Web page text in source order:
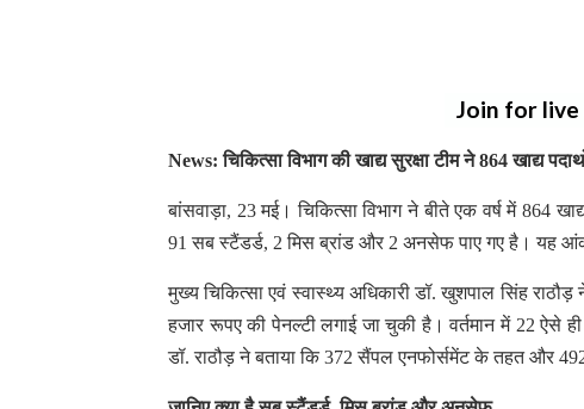
Join for live
News: चिकित्सा विभाग की खाद्य सुरक्षा टीम ने 864 खाद्य
बांसवाड़ा, 23 मई। चिकित्सा विभाग ने बीते एक वर्ष में
91 सब स्टैंडर्ड, 2 मिस ब्रांड और 2 अनसेफ पाए गए है।
मुख्य चिकित्सा एवं स्वास्थ्य अधिकारी डॉ. खुशपाल सिंह
हजार रूपए की पेनल्टी लगाई जा चुकी है। वर्तमान में 22 ऐसे
डॉ. राठौड़ ने बताया कि 372 सैंपल एनफोर्समेंट के तहत और